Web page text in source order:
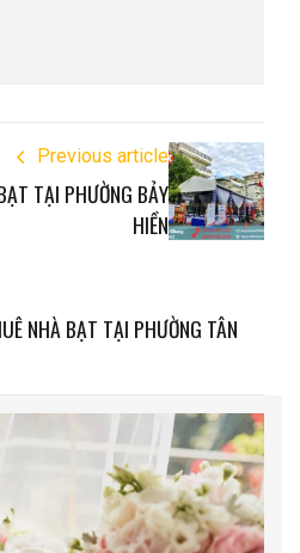
Previous article
TẠI PHƯỜNG BẢY
HIỀN
NHÀ BẠT TẠI PHƯỜNG TÂN